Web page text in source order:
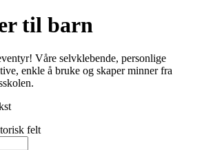
til barn
Våre selvklebende, personlige
enkle å bruke og skaper minner fra
felt